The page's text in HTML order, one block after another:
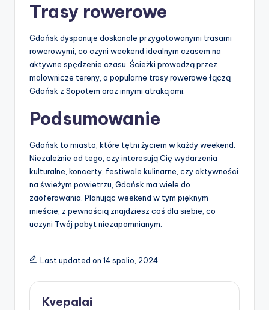
Trasy rowerowe
Gdańsk dysponuje doskonale przygotowanymi trasami
rowerowymi, co czyni weekend idealnym czasem na
aktywne spędzenie czasu. Ścieżki prowadzą przez
malownicze tereny, a popularne trasy rowerowe łączą
Gdańsk z Sopotem oraz innymi atrakcjami.
Podsumowanie
Gdańsk to miasto, które tętni życiem w każdy weekend.
Niezależnie od tego, czy interesują Cię wydarzenia
kulturalne, koncerty, festiwale kulinarne, czy aktywności
na świeżym powietrzu, Gdańsk ma wiele do
zaoferowania. Planując weekend w tym pięknym
mieście, z pewnością znajdziesz coś dla siebie, co
uczyni Twój pobyt niezapomnianym.
Last updated on 14 spalio, 2024
Kvepalai